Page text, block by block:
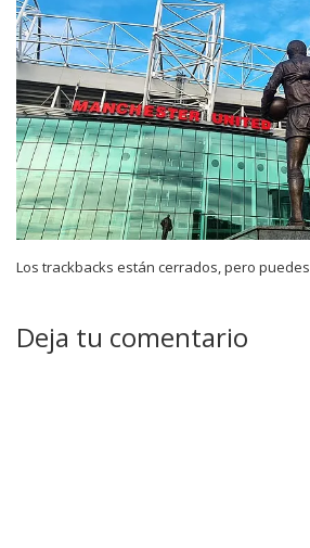
Los trackbacks están cerrados, pero puedes
Deja tu comentario